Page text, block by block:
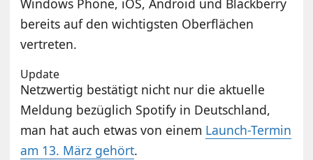
Windows Phone, iOS, Android und Blackberry
bereits auf den wichtigsten Oberflächen
vertreten.
Update
Netzwertig bestätigt nicht nur die aktuelle
Meldung bezüglich Spotify in Deutschland,
man hat auch etwas von einem Launch-Termin
am 13. März gehört.